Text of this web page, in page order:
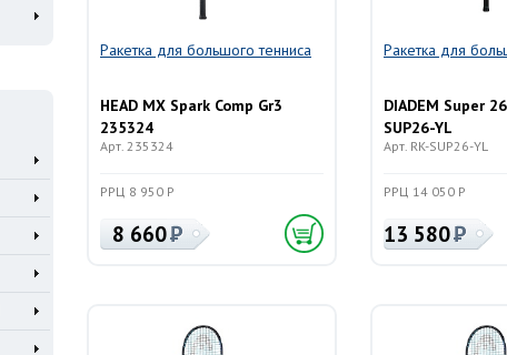
Ракетка для большого тенниса
HEAD MX Spark Comp Gr3
235324
Арт. 235324
РРЦ 8 950 Р
8 660
Ракетка для
DIADEM Super
SUP26-YL
Арт. RK-SUP26-YL
РРЦ 14 050 Р
13 580